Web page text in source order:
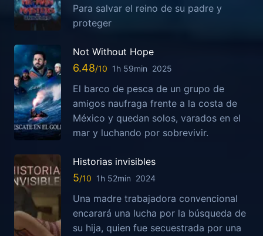
Para salvar el reino de su padre y
proteger
Not Without Hope
6.48 1h 59min 2025
El barco de pesca de un grupo de
amigos naufraga frente a la costa de
México y quedan solos, varados en el
mar y luchando por sobrevivir.
Historias invisibles
5 1h 52min 2024
Una madre trabajadora convencional
encarará una lucha por la búsqueda de
su hija, quien fue secuestrada por una